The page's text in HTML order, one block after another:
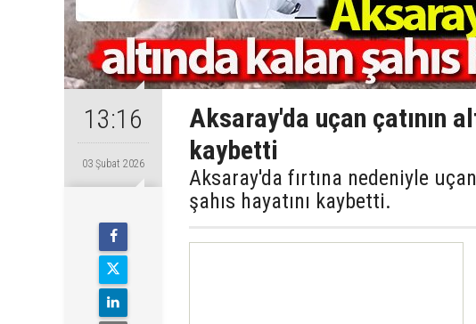
13:16
03 Şubat 2026
Aksaray'da uçan çatının
kaybetti
Aksaray'da fırtına nedeniyle
şahıs hayatını kaybetti.